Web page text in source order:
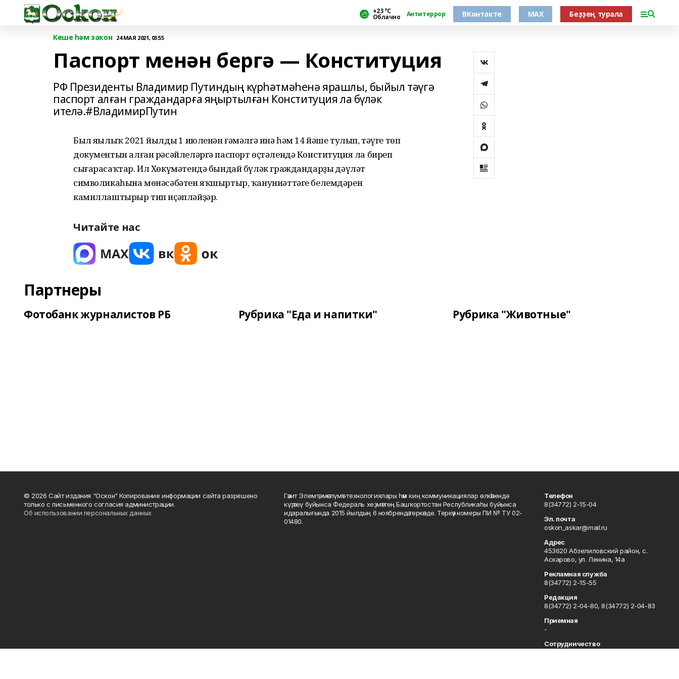
+23 °С
Облачно Антитеррор ВКонтакте MAX Беҙҙең турала
Кеше һәм закон 24 МАЯ 2021, 03:55
Паспорт менән бергә — Конституция
РФ Президенты Владимир Путиндың күрһәтмәһенә ярашлы, быйыл тәүгә
паспорт алған граждандарға яңыртылған Конституция ла бүләк
ителә.#ВладимирПутин
Был яңылыҡ 2021 йылдың 1 июленән ғәмәлгә инә һәм 14 йәше тулып, тәүге төп
документын алған рәсәйлеләргә паспорт өҫтәлендә Конституция ла биреп
сығарасаҡтар. Ил Хөкүмәтендә бындай бүләк граждандарҙың дәүләт
символикаһына мөнәсәбәтен яҡшыртыр, ҡануниәттәге белемдәрен
камиллаштырыр тип иҫәпләйҙәр.
Читайте нас
Партнеры
Фотобанк журналистов РБ Рубрика "Еда и напитки" Рубрика "Животные"
© 2026 Сайт издания "Оскон" Копирование информации сайта разрешено
только с письменного согласия администрации.
Об использовании персональных данных
Гәзит Элемтә, мәғлүмәт технологиялары һәм киң коммуникациялар өлкәһендә
күҙәтеү буйынса Федераль хеҙмәттең Башҡортостан Республикаһы буйынса
идаралығында 2015 йылдың 6 ноябрендә теркәлде. Теркәү номеры ПИ № ТУ 02-
01480.
Телефон
8(34772) 2-15-04
Эл. почта
oskon_askar@mail.ru
Адрес
453620 Абзелиловский район, с.
Аскарово, ул. Ленина, 14а
Рекламная служба
8(34772) 2-15-55
Редакция
8(34772) 2-04-80, 8(34772) 2-04-83
Приемная
-
Сотрудничество